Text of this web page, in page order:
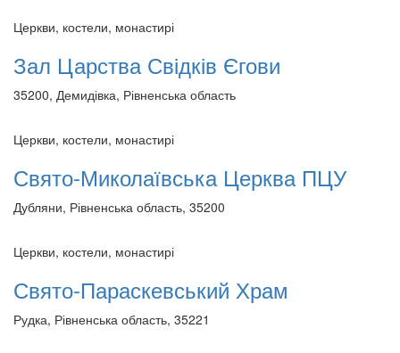
Церкви, костели, монастирі
Зал Царства Свідків Єгови
35200, Демидівка, Рівненська область
Церкви, костели, монастирі
Свято-Миколаївська Церква ПЦУ
Дубляни, Рівненська область, 35200
Церкви, костели, монастирі
Свято-Параскевський Храм
Рудка, Рівненська область, 35221